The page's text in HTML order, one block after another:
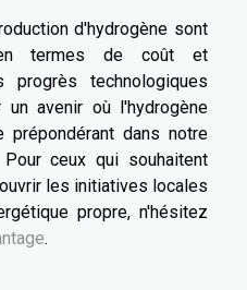
d'hydrogène sont
en termes de coût et
progrès technologiques
avenir où l'hydrogène
dans notre
ceux qui souhaitent
les initiatives locales
propre, n'hésitez
.